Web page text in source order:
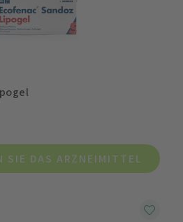
SIE DAS ARZNEIMITTEL